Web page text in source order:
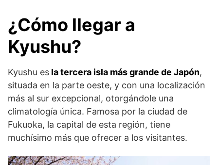
¿Cómo llegar a
Kyushu?
Kyushu es la tercera isla más grande de Japón,
situada en la parte oeste, y con una localización
más al sur excepcional, otorgándole una
climatología única. Famosa por la ciudad de
Fukuoka, la capital de esta región, tiene
muchísimo más que ofrecer a los visitantes.